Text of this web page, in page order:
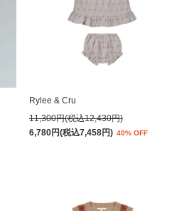
Rylee & Cru
11,300円(税込12,430円)
6,780円(税込7,458円) 40% OFF